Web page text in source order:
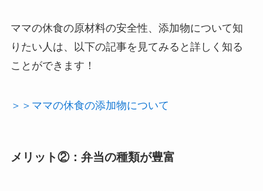
ママの休食の原材料の安全性、添加物について知
りたい人は、以下の記事を見てみると詳しく知る
ことができます！
＞＞ママの休食の添加物について
メリット②：弁当の種類が豊富